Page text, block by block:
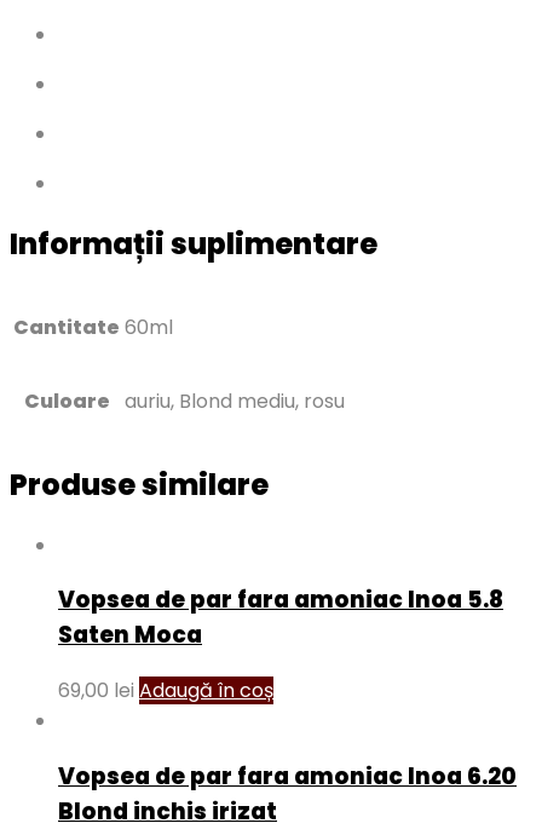
Informații suplimentare
Cantitate 60ml
Culoare auriu, Blond mediu, rosu
Produse similare
Vopsea de par fara amoniac Inoa 5.8
Saten Moca
69,00 lei Adaugă în coș
Vopsea de par fara amoniac Inoa 6.20
Blond inchis irizat